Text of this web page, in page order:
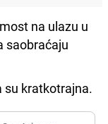
na ulazu u
saobraćaju
su kratkotrajna.